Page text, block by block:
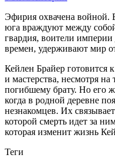
Эфирия охвачена войной.
юга враждуют между
гвардия, воители
времен, удерживают мир
Кейлен Брайер готовится
и мастерства, несмотря на
погибшему брату. Но его
когда в родной деревне
незнакомцев. Их
которой смерть идет за
которая изменит жизнь
Теги